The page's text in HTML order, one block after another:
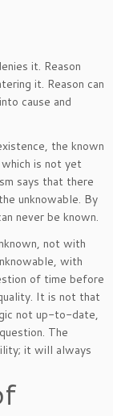
it. Reason
it. Reason can
cause and
the known
is not yet
says that there
unknowable. By
never be known.
not with
with
of time before
It is not that
not up-to-date,
The
it will always